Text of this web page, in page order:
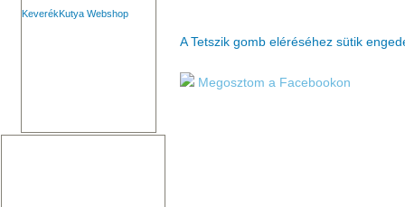
KeverékKutya Webshop
A Tetszik gomb eléréséhez sütik
Megosztom a Facebookon